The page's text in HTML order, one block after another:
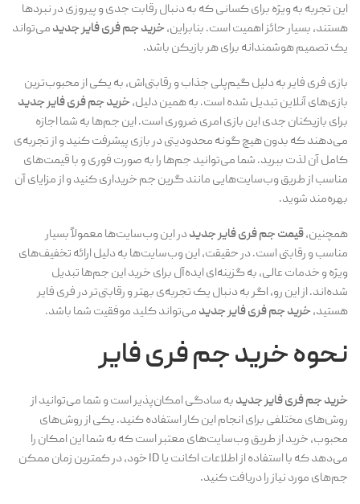
این تجربه به ویژه برای کسانی که به دنبال رقابت جدی و پیروزی در نبردها
هستند، بسیار حائز اهمیت است. بنابراین،خرید جم فری فایر جدیدمی‌تواند
یک تصمیم هوشمندانه برای هر بازیکن باشد.
بازی فری فایر به دلیل گیم‌پلی جذاب و رقابتی‌اش، به یکی از محبوب‌ترین
بازی‌های آنلاین تبدیل شده است. به همین دلیل،خرید جم فری فایر جدید
برای بازیکنان جدی این بازی امری ضروری است. این جم‌ها به شما اجازه
می‌دهند که بدون هیچ گونه محدودیتی در بازی پیشرفت کنید و از تجربه‌ی
کامل آن لذت ببرید. شما می‌توانید جم‌ها را به صورت فوری و با قیمت‌های
مناسب از طریق وب‌سایت‌هایی مانند گرین جم خریداری کنید و از مزایای آن
بهره‌مند شوید.
همچنین،قیمت جم فری فایر جدیددر این وب‌سایت‌ها معمولاً بسیار
مناسب و رقابتی است. در حقیقت، این وب‌سایت‌ها به دلیل ارائه تخفیف‌های
ویژه و خدمات عالی، به گزینه‌ای ایده‌آل برای خرید این جم‌ها تبدیل
شده‌اند. از این رو، اگر به دنبال یک تجربه‌ی بهتر و رقابتی‌تر در فری فایر
هستید،خرید جم فری فایر جدیدمی‌تواند کلید موفقیت شما باشد.
نحوه خرید جم فری فایر
خرید جم فری فایر جدیدبه سادگی امکان‌پذیر است و شما می‌توانید از
روش‌های مختلفی برای انجام این کار استفاده کنید. یکی از روش‌های
محبوب، خرید از طریق وب‌سایت‌های معتبر است که به شما این امکان را
می‌دهد که با استفاده از اطلاعات اکانت یا ID خود، در کمترین زمان ممکن
جم‌های مورد نیاز را دریافت کنید.